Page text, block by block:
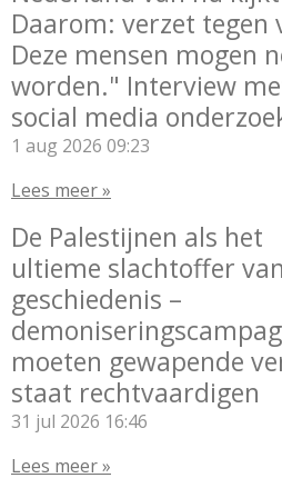
Daarom: verzet tegen
Deze mensen mogen
worden." Interview
social media
1 aug 2026 09:23
Lees meer »
De Palestijnen als het
ultieme slachtoffer
geschiedenis –
moeten gewapende
staat rechtvaardigen
31 jul 2026 16:46
Lees meer »